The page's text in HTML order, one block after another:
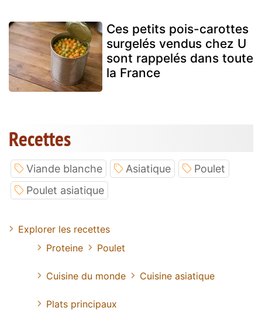
Ces petits pois-carottes
surgelés vendus chez U
sont rappelés dans toute
la France
Recettes
Viande blanche Asiatique
Poulet
Poulet asiatique
Explorer les recettes
Proteine
Poulet
Cuisine du monde Cuisine asiatique
Plats principaux